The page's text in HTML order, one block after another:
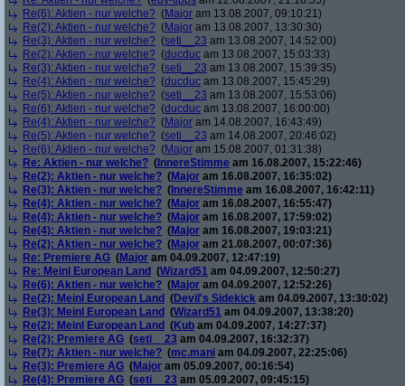
Re(6): Aktien - nur welche? (Major am 13.08.2007, 09:10:21)
Re(2): Aktien - nur welche? (Major am 13.08.2007, 13:30:30)
Re(3): Aktien - nur welche? (seti__23 am 13.08.2007, 14:52:00)
Re(2): Aktien - nur welche? (ducduc am 13.08.2007, 15:03:33)
Re(3): Aktien - nur welche? (seti__23 am 13.08.2007, 15:39:35)
Re(4): Aktien - nur welche? (ducduc am 13.08.2007, 15:45:29)
Re(5): Aktien - nur welche? (seti__23 am 13.08.2007, 15:53:06)
Re(6): Aktien - nur welche? (ducduc am 13.08.2007, 16:00:00)
Re(4): Aktien - nur welche? (Major am 14.08.2007, 16:43:49)
Re(5): Aktien - nur welche? (seti__23 am 14.08.2007, 20:46:02)
Re(6): Aktien - nur welche? (Major am 15.08.2007, 01:31:38)
Re: Aktien - nur welche? ( InnereStimme am 16.08.2007, 15:22:46)
Re(2): Aktien - nur welche? (Major am 16.08.2007, 16:35:02)
Re(3): Aktien - nur welche? ( InnereStimme am 16.08.2007, 16:42:11)
Re(4): Aktien - nur welche? (Major am 16.08.2007, 16:55:47)
Re(4): Aktien - nur welche? (Major am 16.08.2007, 17:59:02)
Re(4): Aktien - nur welche? (Major am 16.08.2007, 19:03:21)
Re(2): Aktien - nur welche? (Major am 21.08.2007, 00:07:36)
Re: Premiere AG (Major am 04.09.2007, 12:47:19)
Re: Meinl European Land (Wizard51 am 04.09.2007, 12:50:27)
Re(6): Aktien - nur welche? (Major am 04.09.2007, 12:52:26)
Re(2): Meinl European Land (Devil's Sidekick am 04.09.2007, 13:30:02)
Re(3): Meinl European Land (Wizard51 am 04.09.2007, 13:38:20)
Re(2): Meinl European Land (Kub am 04.09.2007, 14:27:37)
Re(2): Premiere AG (seti__23 am 04.09.2007, 16:32:37)
Re(7): Aktien - nur welche? (mc.mani am 04.09.2007, 22:25:06)
Re(3): Premiere AG (Major am 05.09.2007, 00:16:54)
Re(4): Premiere AG (seti__23 am 05.09.2007, 09:45:15)